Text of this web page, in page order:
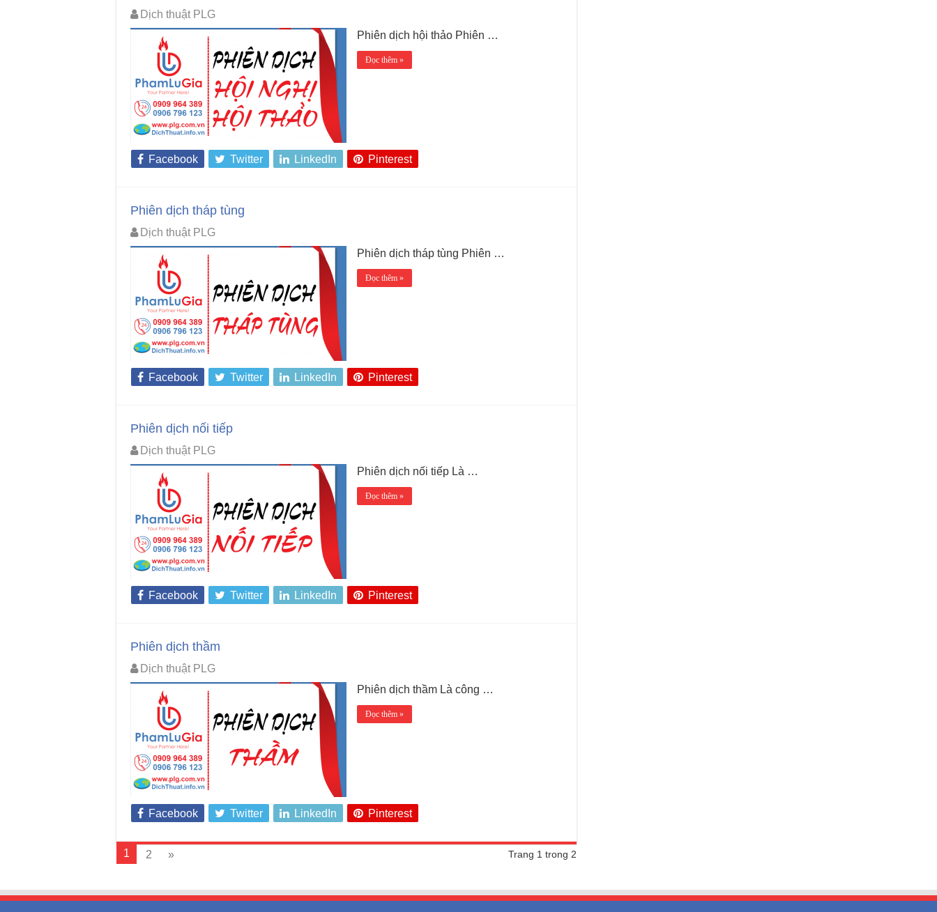
Dịch thuật PLG
Phiên dịch hội thảo Phiên …
Đọc thêm »
Facebook Twitter LinkedIn Pinterest
Phiên dịch tháp tùng
Dịch thuật PLG
Phiên dịch tháp tùng Phiên …
Đọc thêm »
Facebook Twitter LinkedIn Pinterest
Phiên dịch nối tiếp
Dịch thuật PLG
Phiên dịch nối tiếp Là …
Đọc thêm »
Facebook Twitter LinkedIn Pinterest
Phiên dịch thầm
Dịch thuật PLG
Phiên dịch thầm Là công …
Đọc thêm »
Facebook Twitter LinkedIn Pinterest
Trang 1 trong 2
1 2 »